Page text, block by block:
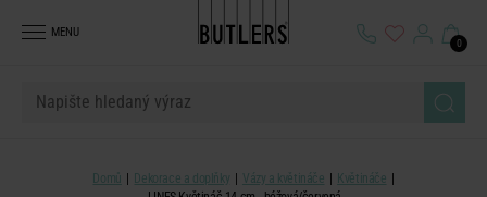
MENU
0
Domů Dekorace a doplňky Vázy a květináče
Květináče